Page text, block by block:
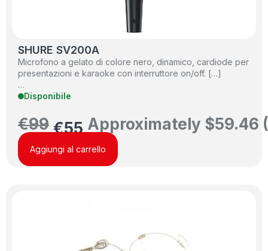
SHURE SV200A
Microfono a gelato di colore nero, dinamico, cardiode per
presentazioni e karaoke con interruttore on/off. […]
…
Disponibile
€99 €55 Approximately $59.46
Aggiungi al carrello